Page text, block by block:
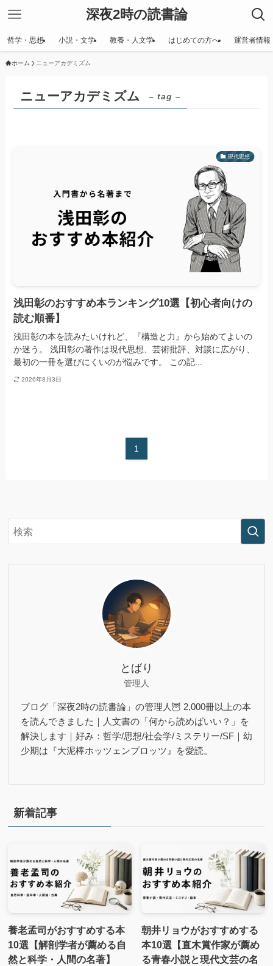
深夜2時の読書論
哲学・思想 小説・文学 教養・人文学 はじめての方へ 運営者情報
ホーム ニューアカデミズム
ニューアカデミズム – tag –
現代思想
浅田彰のおすすめ本ランキング10選【初心者向けの
読む順番】
浅田彰の本を読みたいけれど、『構造と力』から始めてよいの
か迷う。 浅田彰の著作は現代思想、芸術批評、対談に広がり、
最初の一冊を選びにくいのが悩みです。 この記...
2026年8月3日
1
とばり
管理人
ブログ「深夜2時の読書論」の管理人🦉 2,000冊以上の本
を読んできました｜人文書の「何から読めばいい？」を
解決します｜好み：哲学/思想/社会学/ミステリー/SF｜幼
少期は『大泥棒ホッツェンプロッツ』を愛読。
新着記事
養老孟司がおすすめする本
10選【解剖学者が薦める自
然と科学・人間の名著】
朝井リョウがおすすめする
本10選【直木賞作家が薦め
る青春小説と現代文芸の名